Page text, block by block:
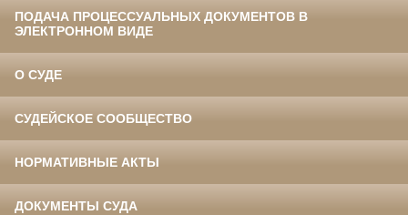
ПОДАЧА ПРОЦЕССУАЛЬНЫХ ДОКУМЕНТОВ В
ЭЛЕКТРОННОМ ВИДЕ
О СУДЕ
СУДЕЙСКОЕ СООБЩЕСТВО
НОРМАТИВНЫЕ АКТЫ
ДОКУМЕНТЫ СУДА